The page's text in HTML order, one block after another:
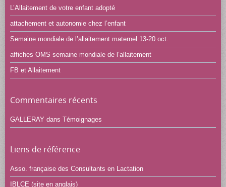
L’Allaitement de votre enfant adopté
attachement et autonomie chez l’enfant
Semaine mondiale de l’allaitement maternel 13-20 oct.
affiches OMS semaine mondiale de l’allaitement
FB et Allaitement
Commentaires récents
GALLERAY dans Témoignages
Liens de référence
Asso. française des Consultants en Lactation
IBLCE (site en anglais)